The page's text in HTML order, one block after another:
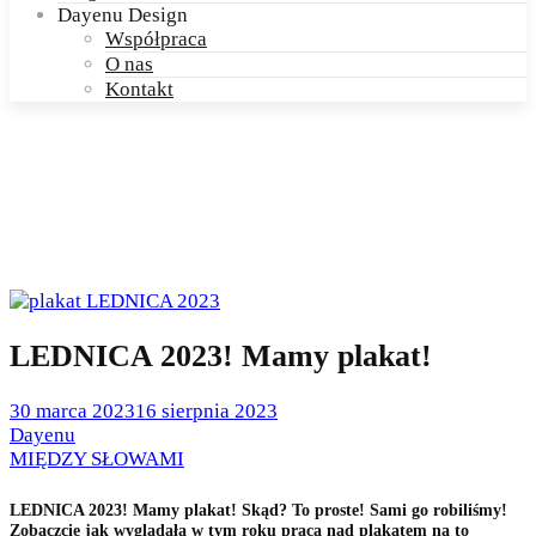
Dayenu Design
Współpraca
O nas
Kontakt
LEDNICA 2023! Mamy plakat!
Posted
on
30 marca 202316 sierpnia 2023
by
Dayenu
Posted
MIĘDZY SŁOWAMI
LEDNICA 2023! Mamy plakat! Skąd? To proste! Sami go robiliśmy!
Zobaczcie jak wyglądała w tym roku praca nad plakatem na to